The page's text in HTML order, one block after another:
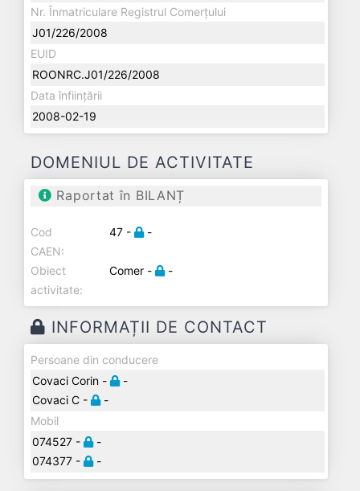
Nr. Înmatriculare Registrul Comerțului
J01/226/2008
EUID
ROONRC.J01/226/2008
Data înființării
2008-02-19
DOMENIUL DE ACTIVITATE
Raportat în BILANȚ
Cod
CAEN:
47 - -
Obiect
activitate:
Comer - -
INFORMAȚII DE CONTACT
Persoane din conducere
Covaci Corin -
-
Covaci C -
-
Mobil
074527 -
-
074377 -
-